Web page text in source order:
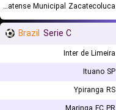
CD Platense Municipal Zacatecoluca
Brazil Serie C
Inter de Limeira
Ituano SP
Ypiranga RS